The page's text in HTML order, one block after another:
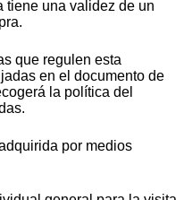
tiene una validez de un
que regulen esta
en el documento de
la política del
por medios